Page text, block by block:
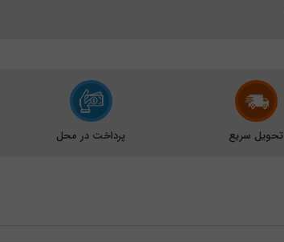
تحویل سریع پرداخت در محل